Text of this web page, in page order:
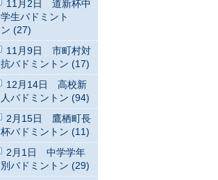
11月2日 道新杯中
学生バドミント
ン (27)
11月9日 市町村対
抗バドミントン (17)
12月14日 高校新
人バドミントン (94)
2月15日 鷹栖町長
杯バドミントン (11)
2月1日 中学学年
別バドミントン (29)